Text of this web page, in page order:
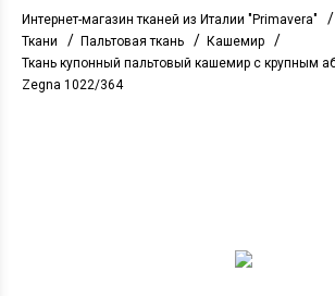
Интернет-магазин тканей из Италии "Primavera" /
Ткани / Пальтовая ткань / Кашемир /
Ткань купонный пальтовый кашемир с крупным
Zegna 1022/364